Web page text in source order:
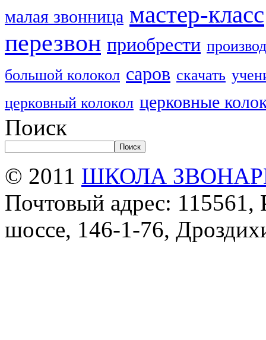
малая звонница мастер-класс
перезвон приобрести
большой колокол саров скачать
церковный колокол церковные
Поиск
Поиск
© 2011 ШКОЛА
Почтовый адрес:
шоссе, 146-1-76,